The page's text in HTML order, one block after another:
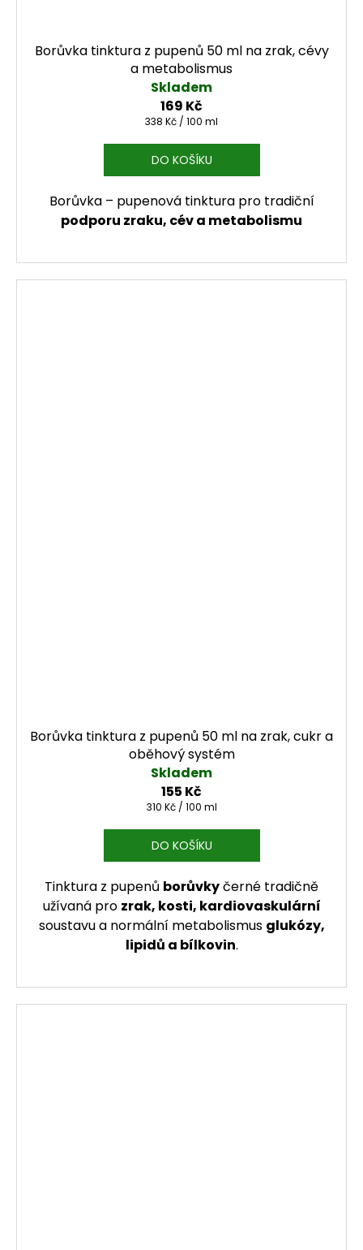
Borůvka tinktura z pupenů 50 ml na zrak, cévy
a metabolismus
Skladem
169 Kč
Měrná cena:
338 Kč / 100 ml
DO KOŠÍKU
Borůvka – pupenová tinktura pro tradiční
podporu zraku, cév a metabolismu
Borůvka tinktura z pupenů 50 ml na zrak, cukr a
oběhový systém
Skladem
155 Kč
Měrná cena:
310 Kč / 100 ml
DO KOŠÍKU
Tinktura z pupenů borůvkyčerné tradičně
užívaná pro zrak, kosti, kardiovaskulární
soustavu a normální metabolismus glukózy,
lipidů a bílkovin.